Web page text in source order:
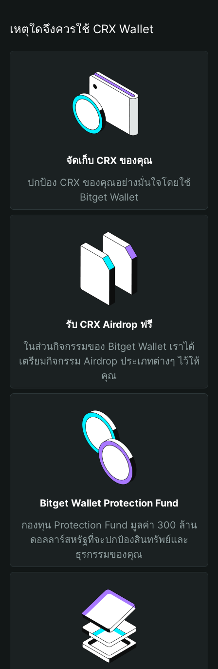
เหตุใดจึงควรใช้ CRX Wallet
จัดเก็บ CRX ของคุณ
ปกป้อง CRX ของคุณอย่างมั่นใจโดยใช้
Bitget Wallet
รับ CRX Airdrop ฟรี
ในส่วนกิจกรรมของ Bitget Wallet เราได้
เตรียมกิจกรรม Airdrop ประเภทต่างๆ ไว้ให้
คุณ
Bitget Wallet Protection Fund
กองทุน Protection Fund มูลค่า 300 ล้าน
ดอลลาร์สหรัฐที่จะปกป้องสินทรัพย์และ
ธุรกรรมของคุณ